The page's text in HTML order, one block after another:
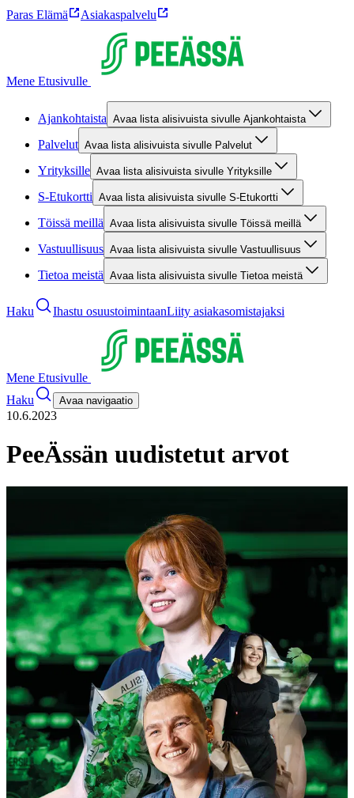
Paras Elämä Asiakaspalvelu
Mene Etusivulle
Ajankohtaista Avaa lista alisivuista sivulle Ajankohtaista
Palvelut Avaa lista alisivuista sivulle Palvelut
Yrityksille Avaa lista alisivuista sivulle Yrityksille
S-Etukortti Avaa lista alisivuista sivulle S-Etukortti
Töissä meillä Avaa lista alisivuista sivulle Töissä meillä
Vastuullisuus Avaa lista alisivuista sivulle Vastuullisuus
Tietoa meistä Avaa lista alisivuista sivulle Tietoa meistä
Haku Ihastu osuustoimintaanLiity asiakasomistajaksi
Mene Etusivulle
Haku
Avaa navigaatio
10.6.2023
PeeÄssän uudistetut arvot